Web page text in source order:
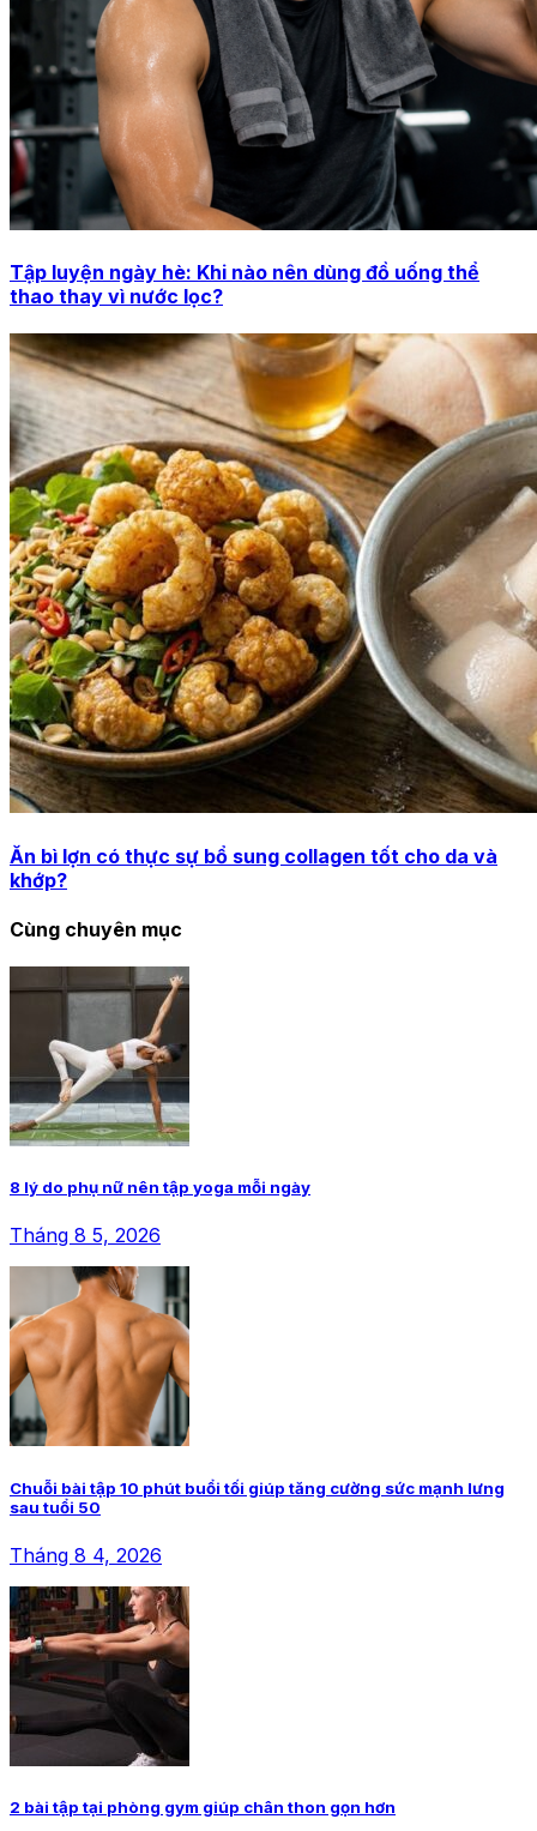
Tập luyện ngày hè: Khi nào nên dùng đồ uống thể
thao thay vì nước lọc?
Ăn bì lợn có thực sự bổ sung collagen tốt cho da và
khớp?
Cùng chuyên mục
8 lý do phụ nữ nên tập yoga mỗi ngày
Tháng 8 5, 2026
Chuỗi bài tập 10 phút buổi tối giúp tăng cường sức mạnh lưng
sau tuổi 50
Tháng 8 4, 2026
2 bài tập tại phòng gym giúp chân thon gọn hơn